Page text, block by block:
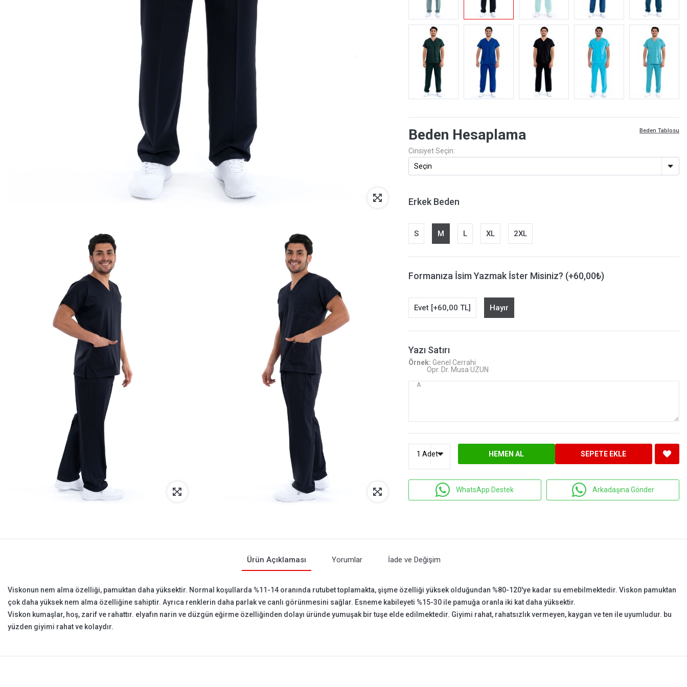
Beden Hesaplama
Cinsiyet Seçin:
Beden Tablosu
Erkek Beden
S M L XL 2XL
Formanıza İsim Yazmak İster Misiniz? (+60,00₺)
Evet [+60,00 TL] Hayır
Yazı Satırı
Örnek: Genel Cerrahi
Opr. Dr. Musa UZUN
HEMEN AL SEPETE EKLE
WhatsApp Destek Arkadaşına Gönder
Ürün Açıklaması Yorumlar İade ve Değişim
Viskonun nem alma özelliği, pamuktan daha yüksektir. Normal koşullarda %11-14 oranında rutubet toplamakta, şişme özelliği yüksek olduğundan %80-120'ye kadar su emebilmektedir. Viskon pamuktan
çok daha yüksek nem alma özelliğine sahiptir. Ayrıca renklerin daha parlak ve canlı görünmesini sağlar. Esneme kabileyeti %15-30 ile pamuğa oranla iki kat daha yüksektir.
Viskon kumaşlar, hoş, zarif ve rahattır. elyafın narin ve düzgün eğirme özelliğinden dolayı üründe yumuşak bir tuşe elde edilmektedir. Giyimi rahat, rahatsızlık vermeyen, kaygan ve ten ile uyumludur. bu
yüzden giyimi rahat ve kolaydır.